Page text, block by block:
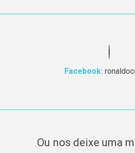
Facebook:
Ou nos deixe uma